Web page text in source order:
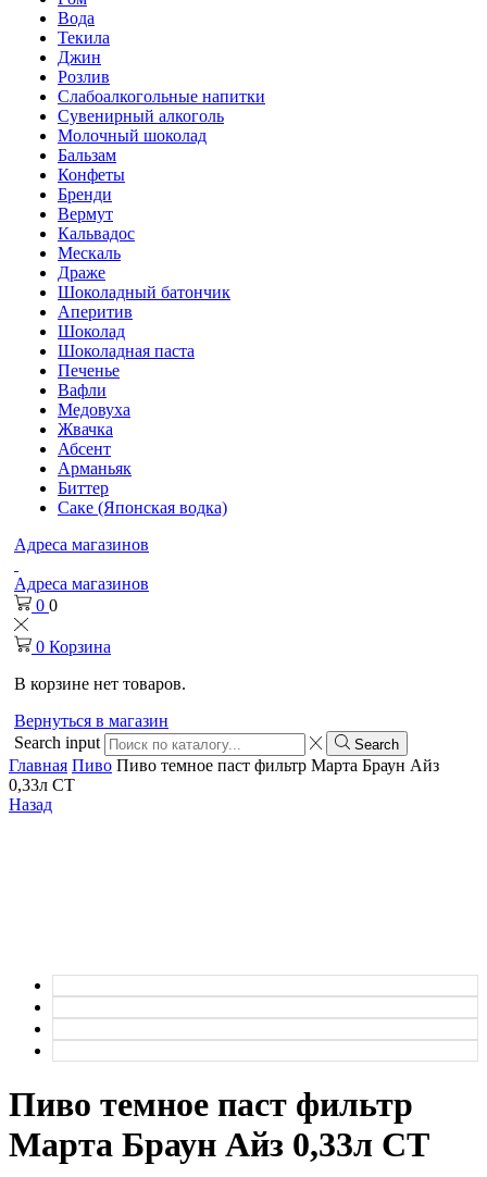
Вода
Текила
Джин
Розлив
Слабоалкогольные напитки
Сувенирный алкоголь
Молочный шоколад
Бальзам
Конфеты
Бренди
Вермут
Кальвадос
Мескаль
Драже
Шоколадный батончик
Аперитив
Шоколад
Шоколадная паста
Печенье
Вафли
Медовуха
Жвачка
Абсент
Арманьяк
Биттер
Саке (Японская водка)
Адреса магазинов
Адреса магазинов
0 0
0 Корзина
В корзине нет товаров.
Вернуться в магазин
Search input
Search
Главная Пиво Пиво темное паст фильтр Марта Браун Айз
0,33л СТ
Назад
Пиво темное паст фильтр
Марта Браун Айз 0,33л СТ